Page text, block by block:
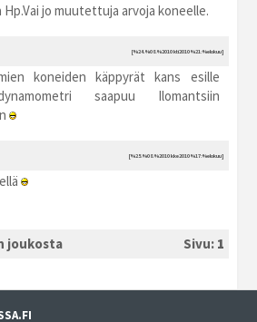
Hp.Vai jo muutettuja arvoja koneelle.
[%24.%08.%2010 kti2010 %21:%elokuu]
koneiden käppyrät kans esille
saapuu Ilomantsiin
[%25.%08.%2010 kke2010 %17:%elokuu]
joukosta Sivu: 1